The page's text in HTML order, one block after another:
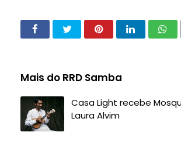
Mais do RRD Samba
Casa Light recebe
Laura Alvim